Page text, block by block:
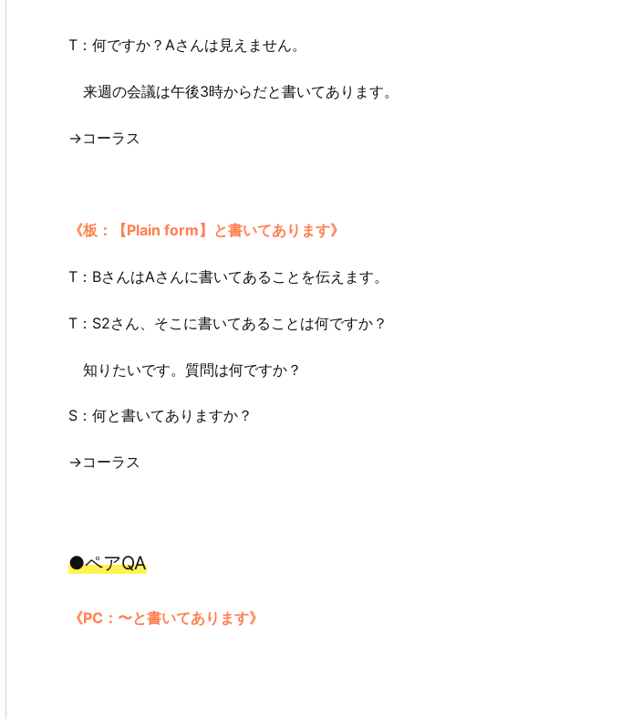
T：何ですか？Aさんは見えません。
来週の会議は午後3時からだと書いてあります。
→コーラス
《板：【Plain form】と書いてあります》
T：BさんはAさんに書いてあることを伝えます。
T：S2さん、そこに書いてあることは何ですか？
知りたいです。質問は何ですか？
S：何と書いてありますか？
→コーラス
●ペアQA
《PC：〜と書いてあります》